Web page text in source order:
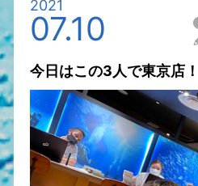
2021
07.10
今日はこの3人で東京店！